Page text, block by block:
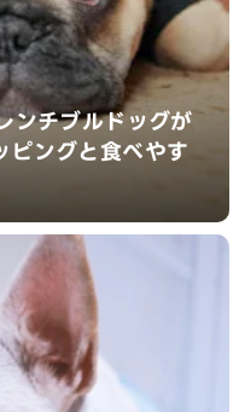
ンチブルドッグが
ピングと食べやす